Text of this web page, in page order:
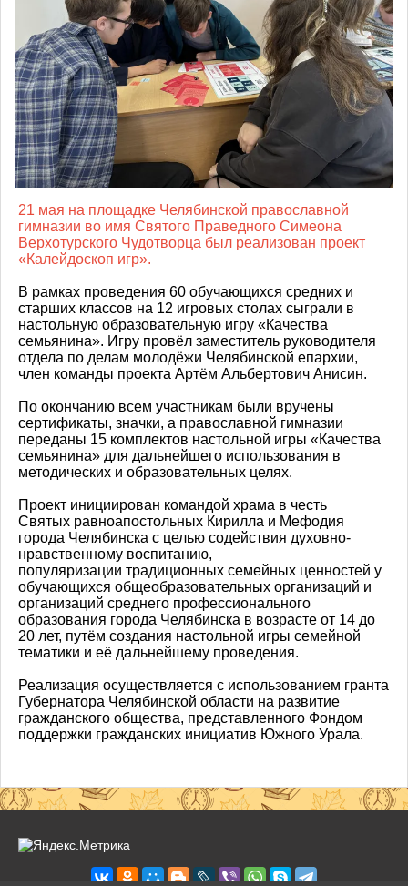
21 мая на площадке Челябинской православной
гимназии во имя Святого Праведного Симеона
Верхотурского Чудотворца был реализован проект
«Калейдоскоп игр».
В рамках проведения 60 обучающихся средних и
старших классов на 12 игровых столах сыграли в
настольную образовательную игру «Качества
семьянина». Игру провёл заместитель руководителя
отдела по делам молодёжи Челябинской епархии,
член команды проекта Артём Альбертович Анисин.
По окончанию всем участникам были вручены
сертификаты, значки, а православной гимназии
переданы 15 комплектов настольной игры «Качества
семьянина» для дальнейшего использования в
методических и образовательных целях.
Проект инициирован командой храма в честь
Святых равноапостольных Кирилла и Мефодия
города Челябинска с целью содействия духовно-
нравственному воспитанию,
популяризации традиционных семейных ценностей у
обучающихся общеобразовательных организаций и
организаций среднего профессионального
образования города Челябинска в возрасте от 14 до
20 лет, путём создания настольной игры семейной
тематики и её дальнейшему проведения.
Реализация осуществляется с использованием гранта
Губернатора Челябинской области на развитие
гражданского общества, представленного Фондом
поддержки гражданских инициатив Южного Урала.